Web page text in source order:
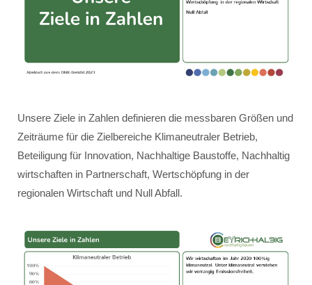
Unsere Ziele in Zahlen definieren die messbaren Größen und
Zeiträume für die Zielbereiche Klimaneutraler Betrieb,
Beteiligung für Innovation, Nachhaltige Baustoffe, Nachhaltig
wirtschaften in Partnerschaft, Wertschöpfung in der
regionalen Wirtschaft und Null Abfall.